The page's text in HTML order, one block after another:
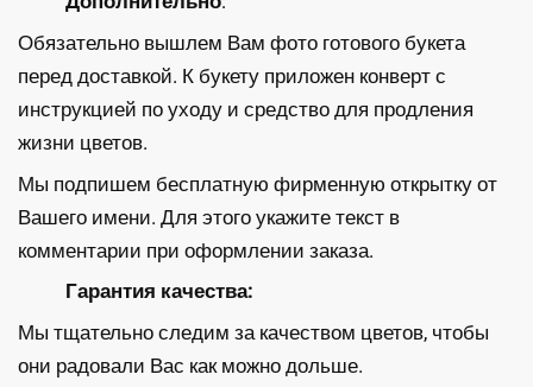
Обязательно вышлем Вам фото готового букета
перед доставкой. К букету приложен конверт с
инструкцией по уходу и средство для продления
жизни цветов.
Мы подпишем бесплатную фирменную открытку от
Вашего имени. Для этого укажите текст в
комментарии при оформлении заказа.
Гарантия качества:
Мы тщательно следим за качеством цветов, чтобы
они радовали Вас как можно дольше.